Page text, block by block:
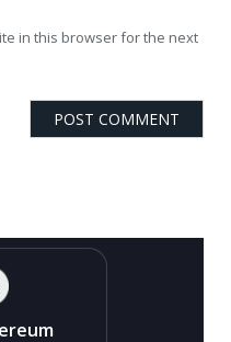
in this browser for the next